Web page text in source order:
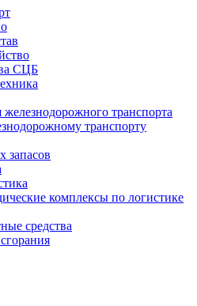
СЦБ
транспорта
транспорту
запасов
комплексы по логистике
средства